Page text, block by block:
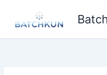
konten